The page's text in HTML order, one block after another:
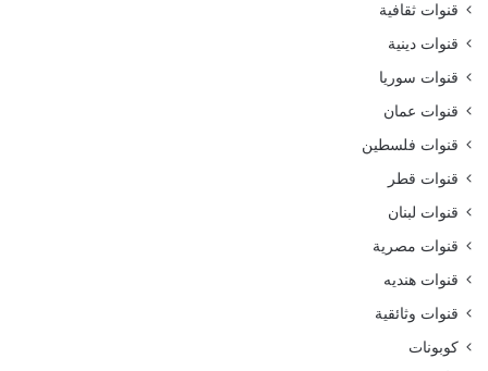
قنوات ثقافية
قنوات دينية
قنوات سوريا
قنوات عمان
قنوات فلسطين
قنوات قطر
قنوات لبنان
قنوات مصرية
قنوات هنديه
قنوات وثائقية
كوبونات